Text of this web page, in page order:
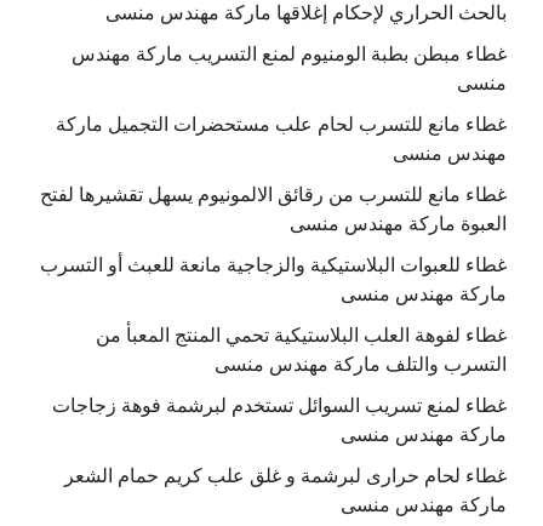
بالحث الحراري لإحكام إغلاقها ماركة مهندس منسى
غطاء مبطن بطبة الومنيوم لمنع التسريب ماركة مهندس
منسى
غطاء مانع للتسرب لحام علب مستحضرات التجميل ماركة
مهندس منسى
غطاء مانع للتسرب من رقائق الالمونيوم يسهل تقشيرها لفتح
العبوة ماركة مهندس منسى
غطاء للعبوات البلاستيكية والزجاجية مانعة للعبث أو التسرب
ماركة مهندس منسى
غطاء لفوهة العلب البلاستيكية تحمي المنتج المعبأ من
التسرب والتلف ماركة مهندس منسى
غطاء لمنع تسريب السوائل تستخدم لبرشمة فوهة زجاجات
ماركة مهندس منسى
غطاء لحام حرارى لبرشمة و غلق علب كريم حمام الشعر
ماركة مهندس منسى